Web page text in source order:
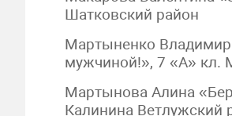
Шатковский район
Мартыненко
мужчиной!», 7 «А» кл.
Мартынова Алина
Калинина Ветлужский